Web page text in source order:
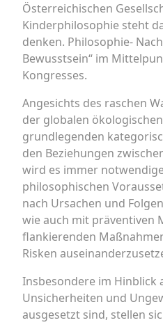
Österreichischen
Kinderphilosophie steht
denken. Philosophie-
Bewusstsein“ im
Kongresses.
Angesichts des raschen
der globalen
grundlegenden
den Beziehungen
wird es immer
philosophischen
nach Ursachen und
wie auch mit präventiven
flankierenden
Risken
Insbesondere im Hinblick
Unsicherheiten und
ausgesetzt sind, stellen